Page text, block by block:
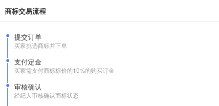
商标交易流程
提交订单
买家挑选商标并下单
支付定金
买家需支付商标标价的10%的购买订金
审核确认
经纪人审核确认商标状态